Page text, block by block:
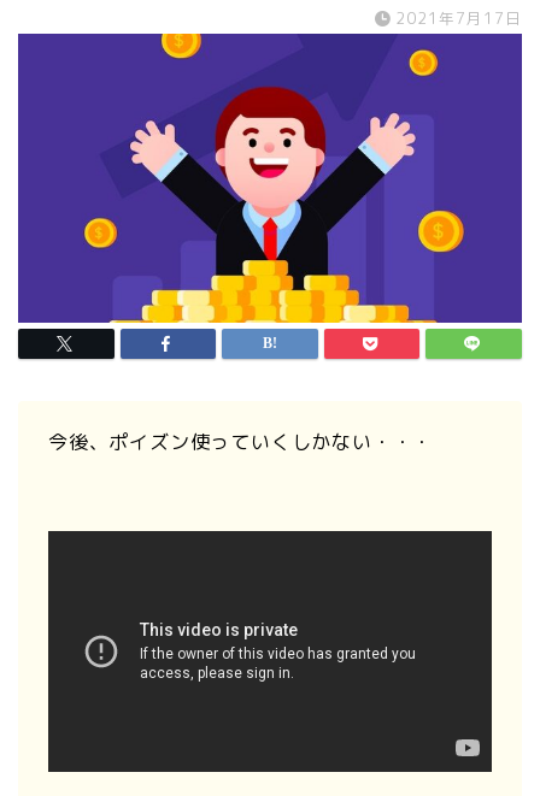
2021年7月17日
今後、ポイズン使っていくしかない・・・